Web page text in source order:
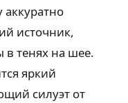
источник,
тенях на шее.
яркий
силуэт от